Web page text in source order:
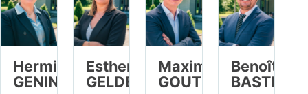
Hermine
GENIN
Esther
GELDERS
Maxime
GOUTERS
Benoît
BASTIEN